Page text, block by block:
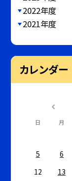
2022年度
2021年度
カレンダー
日 月
5
6
12
13